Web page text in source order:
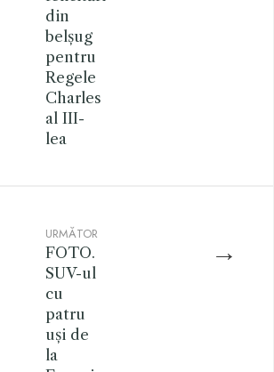
din
belșug
pentru
Regele
Charles
al III-
lea
→
URMĂTOR
FOTO.
SUV-ul
cu
patru
uși de
la